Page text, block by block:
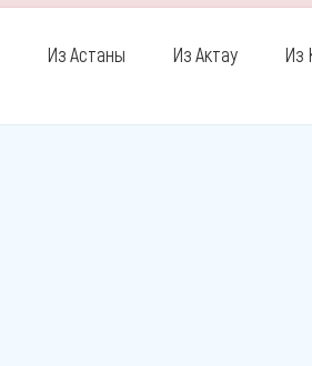
Из Астаны Из Актау Из